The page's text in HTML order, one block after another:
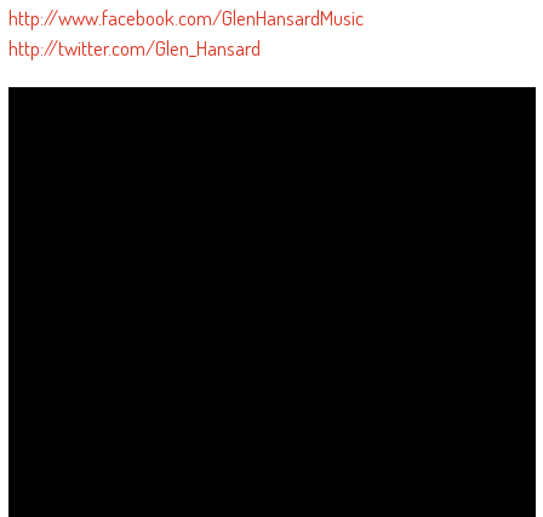
http://www.facebook.com/GlenHansardMusic
http://twitter.com/Glen_Hansard